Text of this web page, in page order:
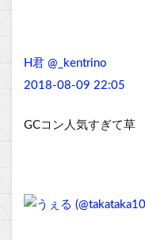
H君 @_kentrino
2018-08-09 22:05
GCコン人気すぎて草